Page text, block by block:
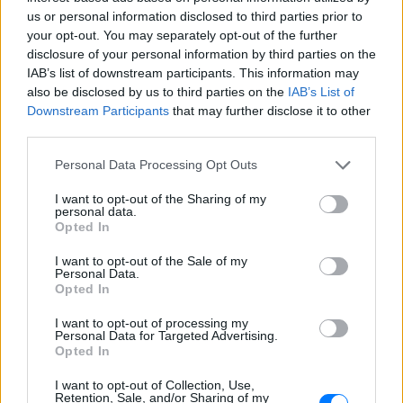
us or personal information disclosed to third parties prior to
your opt-out. You may separately opt-out of the further
disclosure of your personal information by third parties on the
IAB’s list of downstream participants. This information may
also be disclosed by us to third parties on the IAB’s List of
Downstream Participants that may further disclose it to other
Personal Data Processing Opt Outs
I want to opt-out of the Sharing of my
personal data.
Opted In
I want to opt-out of the Sale of my
Personal Data.
Opted In
I want to opt-out of processing my
Personal Data for Targeted Advertising.
Opted In
I want to opt-out of Collection, Use,
Retention, Sale, and/or Sharing of my
Πόσες δυνάμεις της Πυροσβεστικής επιχειρούν
Επιχειρούν 202 πυροσβέστες με 9 ομάδες